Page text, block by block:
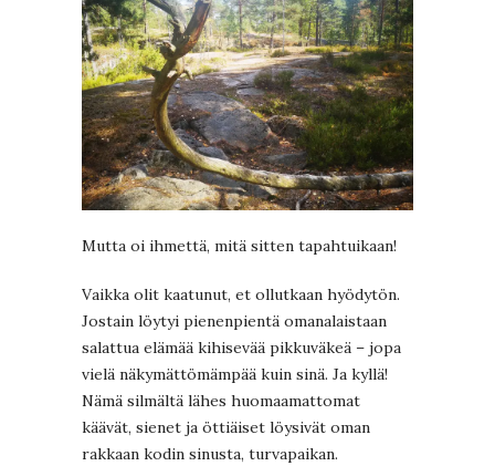
Mutta oi ihmettä, mitä sitten tapahtuikaan!
Vaikka olit kaatunut, et ollutkaan hyödytön.
Jostain löytyi pienenpientä omanalaistaan
salattua elämää kihisevää pikkuväkeä – jopa
vielä näkymättömämpää kuin sinä. Ja kyllä!
Nämä silmältä lähes huomaamattomat
käävät, sienet ja öttiäiset löysivät oman
rakkaan kodin sinusta, turvapaikan.